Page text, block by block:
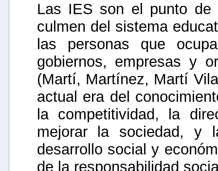
Las IES son el punto de
culmen del sistema
las personas que
gobiernos, empresas y
(Martí, Martínez, Martí
actual era del
la competitividad, la
mejorar la sociedad,
desarrollo social y
de la responsabilidad